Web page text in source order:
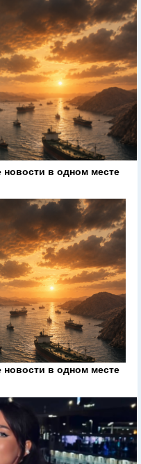
в одном месте
в одном месте